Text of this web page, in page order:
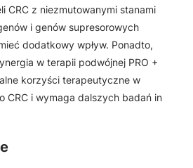
CRC z niezmutowanymi stanami
i genów supresorowych
dodatkowy wpływ. Ponadto,
w terapii podwójnej PRO +
korzyści terapeutyczne w
CRC i wymaga dalszych badań in